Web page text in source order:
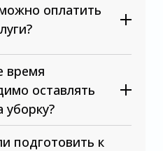
оплатить
время
оставлять
уборку?
подготовить к